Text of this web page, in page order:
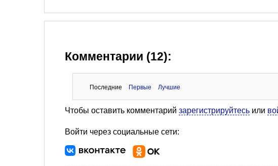
Комментарии (12):
Последние Первые Лучшие
Чтобы оставить комментарий зарегистрируйтесь или
Войти через социальные сети: